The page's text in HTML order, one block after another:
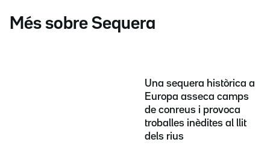
Més sobre Sequera
Una sequera històrica a
Europa asseca camps
de conreus i provoca
troballes inèdites al llit
dels rius